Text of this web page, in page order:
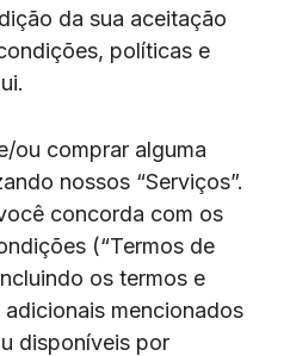
da sua aceitação
políticas e
ou comprar alguma
nossos “Serviços”.
concorda com os
(“Termos de
os termos e
mencionados
disponíveis por